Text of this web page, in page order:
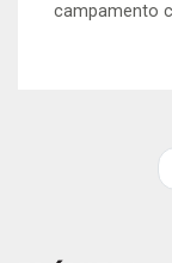
campamento